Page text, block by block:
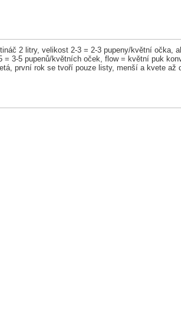
2 litry, velikost 2-3 = 2-3 pupeny/květní očka,
3-5 pupenů/květních oček, flow = květní puk
první rok se tvoří pouze listy, menší a kvete až